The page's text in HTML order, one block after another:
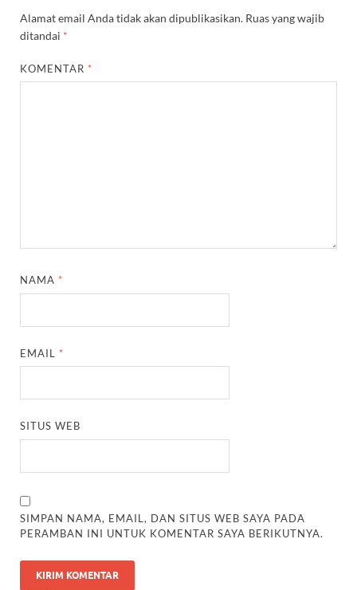
Alamat email Anda tidak akan dipublikasikan. Ruas yang wajib
ditandai *
KOMENTAR *
NAMA *
EMAIL *
SITUS WEB
SIMPAN NAMA, EMAIL, DAN SITUS WEB SAYA PADA
PERAMBAN INI UNTUK KOMENTAR SAYA BERIKUTNYA.